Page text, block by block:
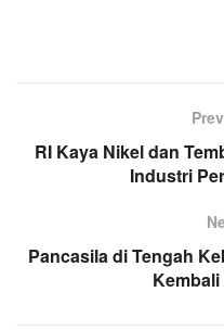
RI Kaya Nikel dan
Industri
Pancasila di Tengah